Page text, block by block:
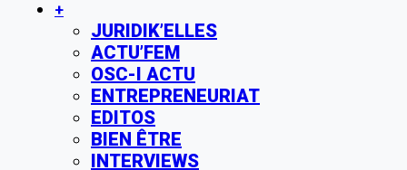
+
JURIDIK’ELLES
ACTU’FEM
OSC-I ACTU
ENTREPRENEURIAT
EDITOS
BIEN ÊTRE
INTERVIEWS